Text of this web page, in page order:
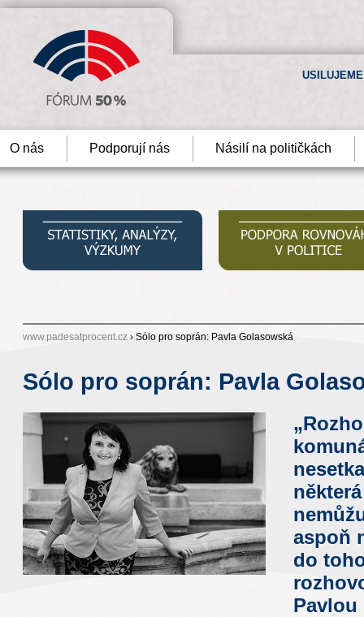
O nás Podporují nás Násilí na političkách
www.padesatprocent.cz › Sólo pro soprán: Pavla Golasowská
Sólo pro soprán: Pavla
aspoň
do
Pavlou